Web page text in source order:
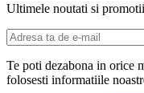
Ultimele noutati si
Te poti dezabona in orice
folosesti informatiile